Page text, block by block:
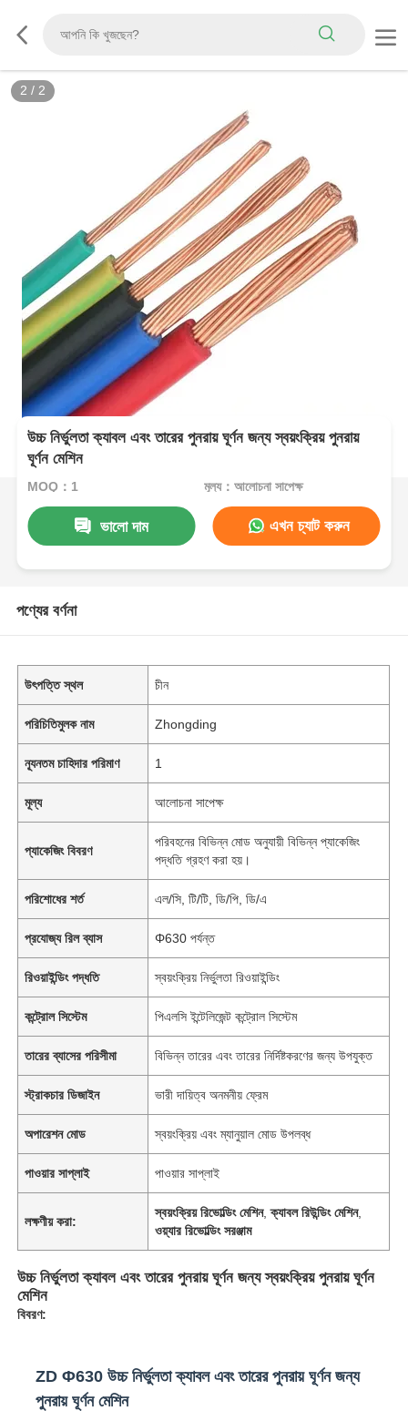
2 / 2
উচ্চ নির্ভুলতা ক্যাবল এবং তারের পুনরায় ঘূর্ণন জন্য স্বয়ংক্রিয় পুনরায়
ঘূর্ণন মেশিন
MOQ：1 মূল্য：আলোচনা সাপেক্ষ
ভালো দাম এখন চ্যাট করুন
পণ্যের বর্ণনা
উৎপত্তি স্থল চীন
পরিচিতিমুলক নাম Zhongding
ন্যূনতম চাহিদার পরিমাণ 1
মূল্য আলোচনা সাপেক্ষ
প্যাকেজিং বিবরণ
পরিবহনের বিভিন্ন মোড অনুযায়ী বিভিন্ন প্যাকেজিং
পদ্ধতি গ্রহণ করা হয়।
পরিশোধের শর্ত এল/সি, টি/টি, ডি/পি, ডি/এ
প্রযোজ্য রিল ব্যাস Φ630 পর্যন্ত
রিওয়াইন্ডিং পদ্ধতি স্বয়ংক্রিয় নির্ভুলতা রিওয়াইন্ডিং
কন্ট্রোল সিস্টেম পিএলসি ইন্টেলিজেন্ট কন্ট্রোল সিস্টেম
তারের ব্যাসের পরিসীমা বিভিন্ন তারের এবং তারের নির্দিষ্টকরণের জন্য উপযুক্ত
স্ট্রাকচার ডিজাইন ভারী দায়িত্ব অনমনীয় ফ্রেম
অপারেশন মোড স্বয়ংক্রিয় এবং ম্যানুয়াল মোড উপলব্ধ
পাওয়ার সাপ্লাই পাওয়ার সাপ্লাই
লক্ষণীয় করা:
স্বয়ংক্রিয় রিভোল্ডিং মেশিন,ক্যাবল রিউন্ডিং মেশিন,
ওয়্যার রিভোল্ডিং সরঞ্জাম
উচ্চ নির্ভুলতা ক্যাবল এবং তারের পুনরায় ঘূর্ণন জন্য স্বয়ংক্রিয় পুনরায় ঘূর্ণন
মেশিন
বিবরণ:
ZD Φ630 উচ্চ নির্ভুলতা ক্যাবল এবং তারের পুনরায় ঘূর্ণন জন্য
পুনরায় ঘূর্ণন মেশিন